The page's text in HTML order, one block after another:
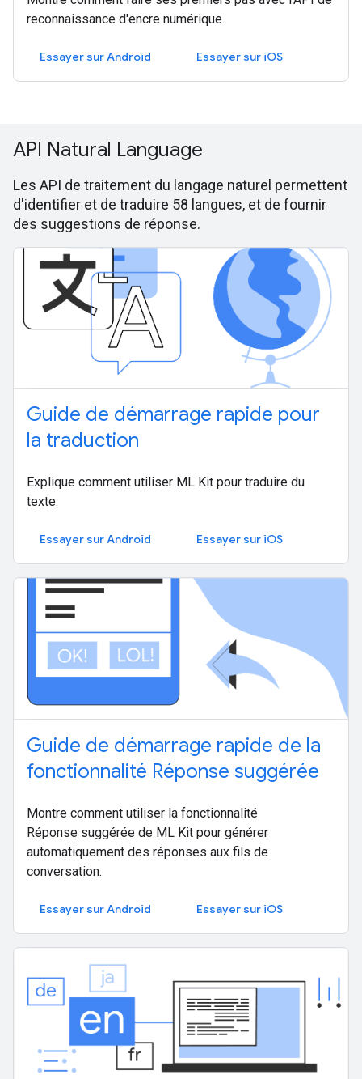
reconnaissance d'encre numérique.
Essayer sur Android Essayer sur iOS
API Natural Language
Les API de traitement du langage naturel permettent
d'identifier et de traduire 58 langues, et de fournir
des suggestions de réponse.
Guide de démarrage rapide pour
la traduction
Explique comment utiliser ML Kit pour traduire du
texte.
Essayer sur Android Essayer sur iOS
Guide de démarrage rapide de la
fonctionnalité Réponse suggérée
Montre comment utiliser la fonctionnalité
Réponse suggérée de ML Kit pour générer
automatiquement des réponses aux fils de
conversation.
Essayer sur Android Essayer sur iOS